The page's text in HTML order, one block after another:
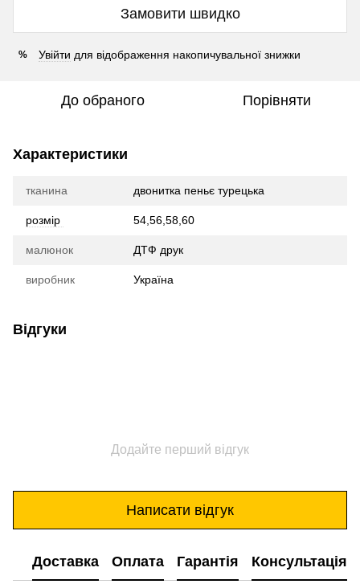
Замовити швидко
% Увійти для відображення накопичувальної знижки
До обраного Порівняти
Характеристики
тканина двонитка пеньє турецька
розмір 54,56,58,60
малюнок ДТФ друк
виробник Україна
Відгуки
Додайте перший відгук
Написати відгук
Доставка Оплата Гарантія Консультація